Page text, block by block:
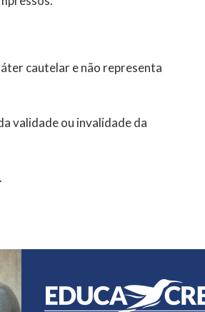
cautelar e não representa
validade ou invalidade da